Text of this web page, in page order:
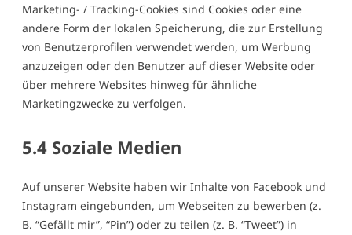
Marketing- / Tracking-Cookies sind Cookies oder eine
andere Form der lokalen Speicherung, die zur Erstellung
von Benutzerprofilen verwendet werden, um Werbung
anzuzeigen oder den Benutzer auf dieser Website oder
über mehrere Websites hinweg für ähnliche
Marketingzwecke zu verfolgen.
5.4 Soziale Medien
Auf unserer Website haben wir Inhalte von Facebook und
Instagram eingebunden, um Webseiten zu bewerben (z.
B. “Gefällt mir”, “Pin”) oder zu teilen (z. B. “Tweet”) in